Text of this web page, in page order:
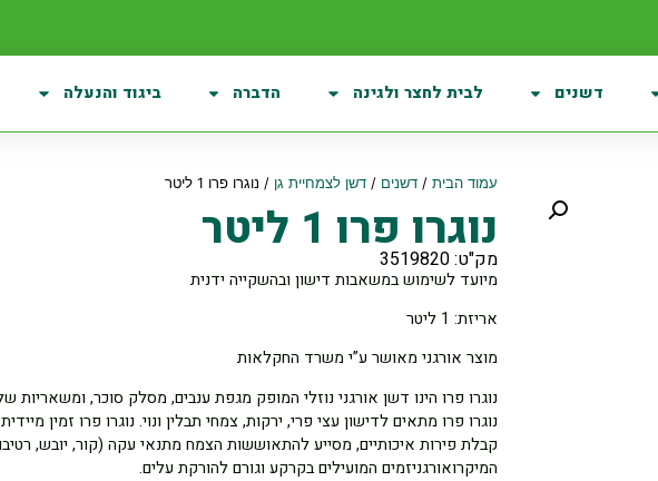
דשנים לבית לחצר ולגינה הדברה ביגוד והנעלה
עמוד הבית /דשנים /דשן לצמחיית גן / נוגרו פרו 1 ליטר
נוגרו פרו 1 ליטר
מק"ט: 3519820
מיועד לשימוש במשאבות דישון ובהשקייה ידנית
אריזת: 1 ליטר
מוצר אורגני מאושר ע”י משרד החקלאות
נוגרו פרו הינו דשן אורגני נוזלי המופק מגפת ענבים, מסלק סוכר, ומשאריות
נוגרו פרו מתאים לדישון עצי פרי, ירקות, צמחי תבלין ונוי. נוגרו פרו זמין
קבלת פירות איכותיים, מסייע להתאוששות הצמח מתנאי עקה (קור, יובש,
המיקרואורגניזמים המועילים בקרקע וגורם להורקת עלים.